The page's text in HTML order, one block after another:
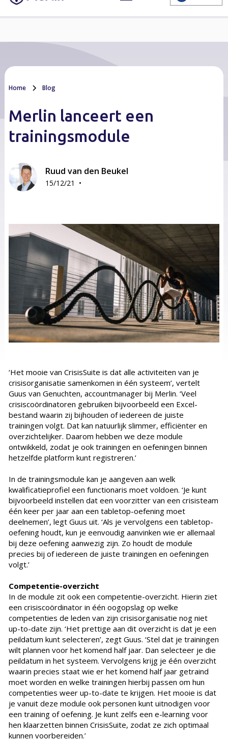
Home Blog
Merlin lanceert een
trainingsmodule
Ruud van den Beukel
15/12/21 •
‘Het mooie van CrisisSuite is dat alle activiteiten van je
crisisorganisatie samenkomen in één systeem’, vertelt
Guus van Genuchten, accountmanager bij Merlin. ‘Veel
crisiscoördinatoren gebruiken bijvoorbeeld een Excel-
bestand waarin zij bijhouden of iedereen de juiste
trainingen volgt. Dat kan natuurlijk slimmer, efficiënter en
overzichtelijker. Daarom hebben we deze module
ontwikkeld, zodat je ook trainingen en oefeningen binnen
hetzelfde platform kunt registreren.’
In de trainingsmodule kan je aangeven aan welk
kwalificatieprofiel een functionaris moet voldoen. ‘Je kunt
bijvoorbeeld instellen dat een voorzitter van een crisisteam
één keer per jaar aan een tabletop-oefening moet
deelnemen’, legt Guus uit. ‘Als je vervolgens een tabletop-
oefening houdt, kun je eenvoudig aanvinken wie er allemaal
bij deze oefening aanwezig zijn. Zo houdt de module
precies bij of iedereen de juiste trainingen en oefeningen
volgt.’
Competentie-overzicht
In de module zit ook een competentie-overzicht. Hierin ziet
een crisiscoördinator in één oogopslag op welke
competenties de leden van zijn crisisorganisatie nog niet
up-to-date zijn. ‘Het prettige aan dit overzicht is dat je een
peildatum kunt selecteren’, zegt Guus. ‘Stel dat je trainingen
wilt plannen voor het komend half jaar. Dan selecteer je die
peildatum in het systeem. Vervolgens krijg je één overzicht
waarin precies staat wie er het komend half jaar getraind
moet worden en welke trainingen hierbij passen om hun
competenties weer up-to-date te krijgen. Het mooie is dat
je vanuit deze module ook personen kunt uitnodigen voor
een training of oefening. Je kunt zelfs een e-learning voor
hen klaarzetten binnen CrisisSuite, zodat ze zich optimaal
kunnen voorbereiden.’